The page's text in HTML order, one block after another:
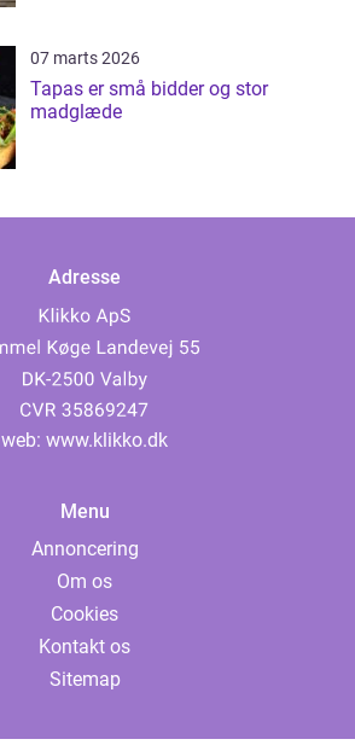
07 marts 2026
Tapas er små bidder og stor
madglæde
Adresse
web: www.klikko.dk
Menu
Annoncering
Om os
Cookies
Kontakt os
Sitemap